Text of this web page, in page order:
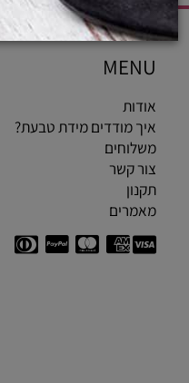
MENU
איך מודדים מידת טבעת?
משלוחים
צור קשר
מאמרים